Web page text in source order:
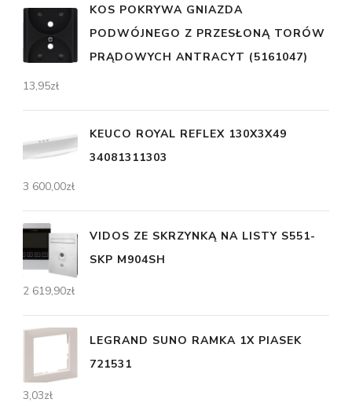
KOS POKRYWA GNIAZDA
PODWÓJNEGO Z PRZESŁONĄ TORÓW
PRĄDOWYCH ANTRACYT (5161047)
13,95zł
KEUCO ROYAL REFLEX 130X3X49
34081311303
3 600,00zł
VIDOS ZE SKRZYNKĄ NA LISTY S551-
SKP M904SH
2 619,90zł
LEGRAND SUNO RAMKA 1X PIASEK
721531
3,03zł